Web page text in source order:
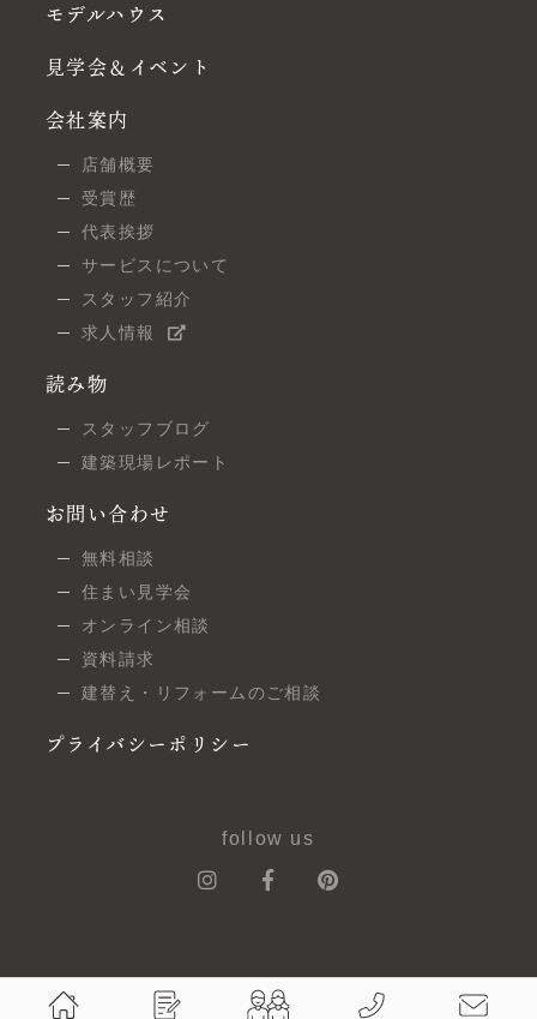
モデルハウス
見学会＆イベント
会社案内
店舗概要
受賞歴
代表挨拶
サービスについて
スタッフ紹介
求人情報
読み物
スタッフブログ
建築現場レポート
お問い合わせ
無料相談
住まい見学会
オンライン相談
資料請求
建替え・リフォームのご相談
プライバシーポリシー
follow us